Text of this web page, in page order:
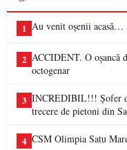
1 Au venit oșenii acasă…
2 ACCIDENT. O oșancă
octogenar
3 INCREDIBIL!!! Șofer
trecere de pietoni din
4 CSM Olimpia Satu